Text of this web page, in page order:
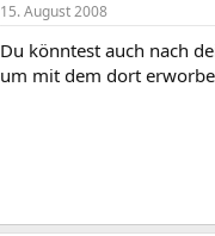
15. August 2008
Du könntest auch nach
um mit dem dort